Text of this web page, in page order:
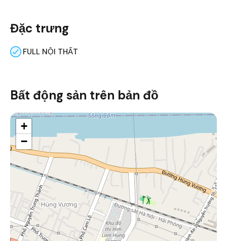
Đặc trưng
FULL NỘI THẤT
Bất động sản trên bản đồ
+
−